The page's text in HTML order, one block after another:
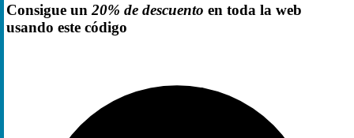
Consigue un 20% de descuento en toda la web
usando este código